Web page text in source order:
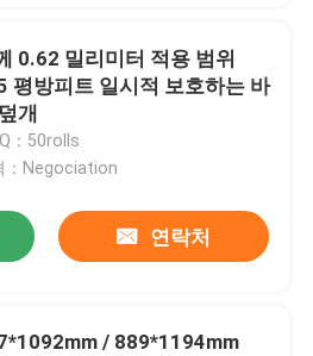
0.62 밀리미터 적용 범위
평방피트 일시적 보호하는 바
개
：50rolls
：Negociation
연락처
/ 889*1194mm